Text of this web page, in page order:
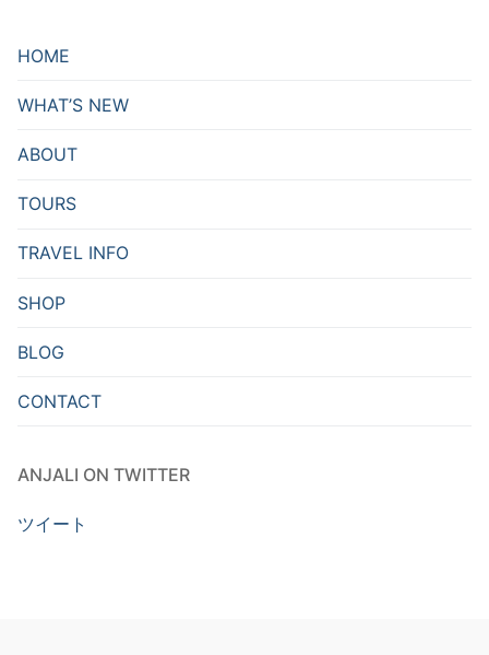
HOME
WHAT’S NEW
ABOUT
TOURS
TRAVEL INFO
SHOP
BLOG
CONTACT
ANJALI ON TWITTER
ツイート